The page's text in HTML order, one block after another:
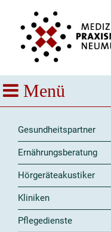
Gesundheitspartner
Ernährungsberatung
Hörgeräteakustiker
Kliniken
Pflegedienste